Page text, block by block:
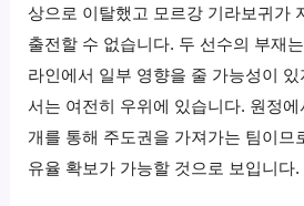
상으로 이탈했고 모르강 기라보귀가
출전할 수 없습니다. 두 선수의 부재
라인에서 일부 영향을 줄 가능성이 있
서는 여전히 우위에 있습니다. 원정
개를 통해 주도권을 가져가는 팀이므
유율 확보가 가능할 것으로 보입니다.